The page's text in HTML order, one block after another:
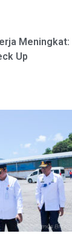
Meningkat:
Up